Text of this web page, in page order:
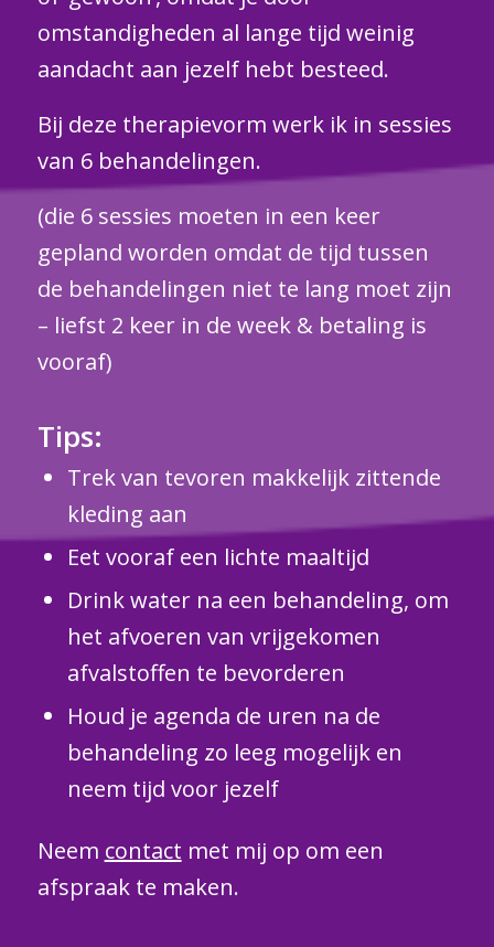
omstandigheden al lange tijd weinig
aandacht aan jezelf hebt besteed.
Bij deze therapievorm werk ik in sessies
van 6 behandelingen.
(die 6 sessies moeten in een keer
gepland worden omdat de tijd tussen
de behandelingen niet te lang moet zijn
– liefst 2 keer in de week & betaling is
vooraf)
Tips:
Trek van tevoren makkelijk zittende
kleding aan
Eet vooraf een lichte maaltijd
Drink water na een behandeling, om
het afvoeren van vrijgekomen
afvalstoffen te bevorderen
Houd je agenda de uren na de
behandeling zo leeg mogelijk en
neem tijd voor jezelf
Neem contact met mij op om een
afspraak te maken.